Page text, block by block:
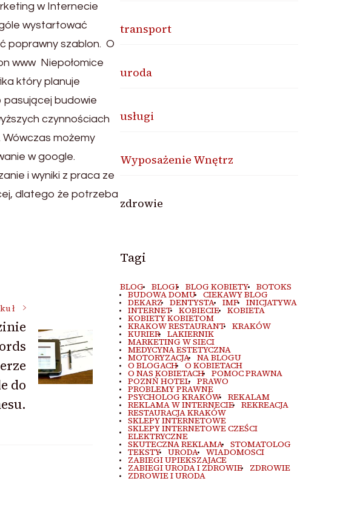
w Internecie
wystartować
poprawny szablon. O
www Niepołomice
który planuje
pasującej budowie
czynnościach
możemy
w google.
i wyniki z praca ze
dlatego że potrzeba
do
transport
uroda
usługi
Wyposażenie Wnętrz
zdrowie
Tagi
BLOG BLOGI BLOG KOBIETY BOTOKS
BUDOWA DOMU CIEKAWY BLOG
DEKARZ DENTYSTA IMP INICJATYWA
INTERNET KOBIECIE KOBIETA
KOBIETY KOBIETOM
KRAKOW RESTAURANT KRAKÓW
KURIER LAKIERNIK
MARKETING W SIECI
MEDYCYNA ESTETYCZNA
MOTORYZACJA NA BLOGU
O BLOGACH O KOBIETACH
O NAS KOBIETACH POMOC PRAWNA
POZNŃ HOTEL PRAWO
PROBLEMY PRAWNE
PSYCHOLOG KRAKÓW REKALAM
REKLAMA W INTERNECIE REKREACJA
RESTAURACJA KRAKÓW
SKLEPY INTERNETOWE
SKLEPY INTERNETOWE CZEŚCI
ELEKTRYCZNE
SKUTECZNA REKLAMA STOMATOLOG
TEKSTY URODA WIADOMOSCI
ZABIEGI UPIEKSZAJACE
ZABIEGI URODA I ZDROWIE ZDROWIE
ZDROWIE I URODA